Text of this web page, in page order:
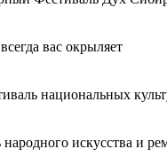
вас окрыляет
национальных
искусства и